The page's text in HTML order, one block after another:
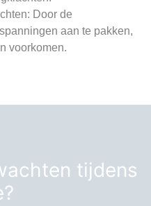
: Door de
aan te pakken,
voorkomen.
tijdens